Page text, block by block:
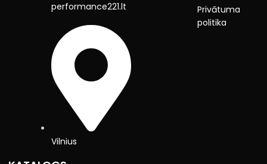
performance221.lt
Vilnius
Privātuma
politika